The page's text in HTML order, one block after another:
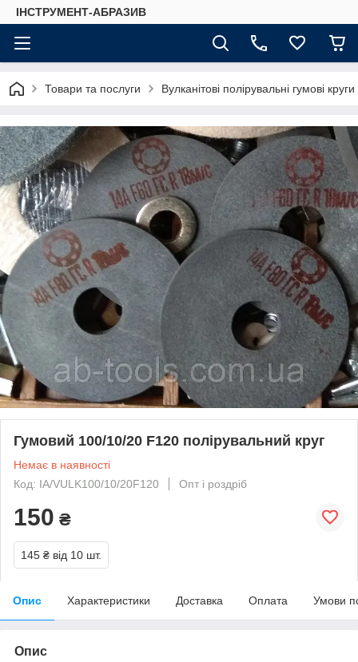
ІНСТРУМЕНТ-АБРАЗИВ
Товари та послуги Вулканітові полірувальні гумові круги
Гумовий 100/10/20 F120 полірувальний круг
Немає в наявності
Код: IA/VULK100/10/20F120
Опт і роздріб
150 ₴
145 ₴ від 10 шт.
Опис Характеристики Доставка Оплата Умови
Опис